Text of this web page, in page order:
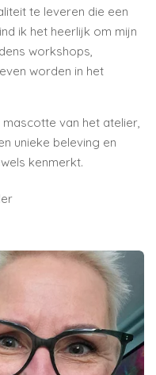
te leveren die een
ik het heerlijk om mijn
workshops,
worden in het
van het atelier,
unieke beleving en
kenmerkt.